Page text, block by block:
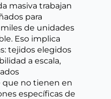
masiva trabajan
para
de unidades
Eso implica
tejidos elegidos
a escala,
no tienen en
específicas de